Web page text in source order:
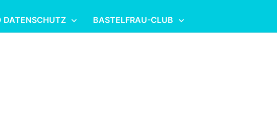
DATENSCHUTZ BASTELFRAU-CLUB